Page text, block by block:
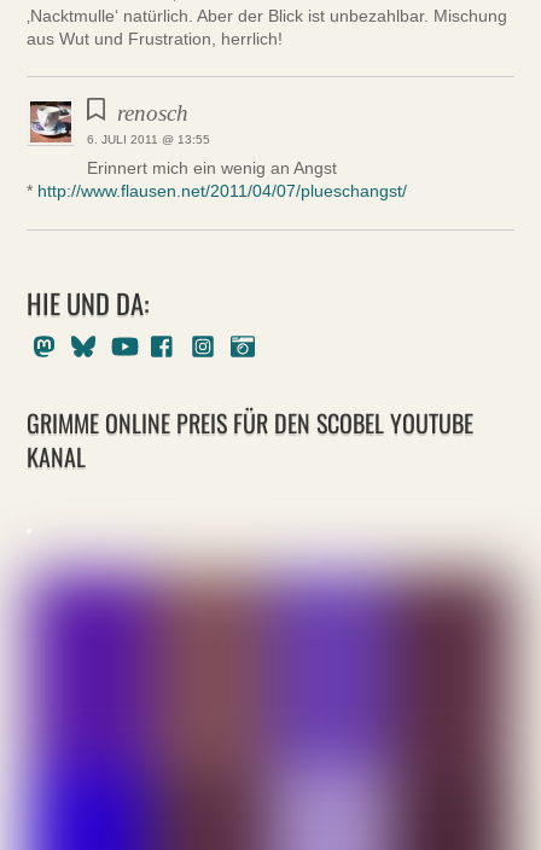
‚Nacktmulle‘ natürlich. Aber der Blick ist unbezahlbar. Mischung
aus Wut und Frustration, herrlich!
renosch
6. JULI 2011 @ 13:55
Erinnert mich ein wenig an Angst
* http://www.flausen.net/2011/04/07/plueschangst/
HIE UND DA:
MastodonBlueskyYoutubeFacebookInstagram
GRIMME ONLINE PREIS FÜR DEN SCOBEL YOUTUBE
KANAL